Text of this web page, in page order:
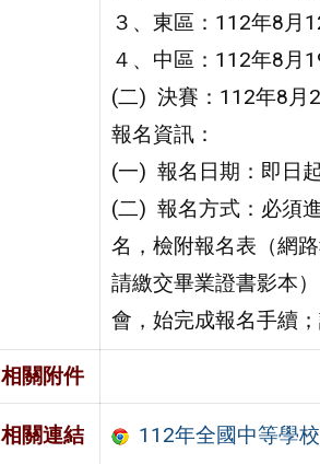
３、東區：112年8月
４、中區：112年8月
(二) 決賽：112年8月
報名資訊：
(一) 報名日期：即日
(二) 報名方式：必須
名，檢附報名表（網
請繳交畢業證書影本
會，始完成報名手續
相關附件
相關連結 112年全國中等學